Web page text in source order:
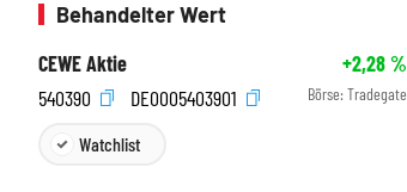
Behandelter Wert
CEWE Aktie
+2,28%
540390
DE0005403901 Börse: Tradegate
Watchlist